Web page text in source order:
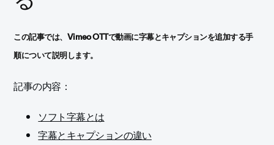
この記事では、Vimeo OTTで動画に字幕とキャプションを追加する手
順について説明します。
記事の内容：
ソフト字幕とは
字幕とキャプションの違い